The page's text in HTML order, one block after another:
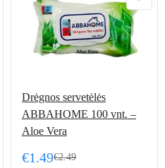
Drėgnos servetėlės
ABBAHOME 100 vnt. –
Aloe Vera
€2.49
Original price was:
€1.49
Current price is: €1.49.